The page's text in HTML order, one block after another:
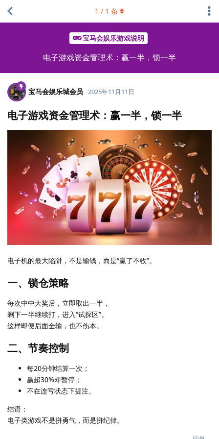
宝马会娱乐游戏说明
电子游戏资金管理术：赢一半，锁一半
1 / 1 条
宝马会娱乐城会员 2025年11月11日
电子游戏资金管理术：赢一半，锁一半
电子机的最大陷阱，不是输钱，而是“赢了不收”。
一、锁仓策略
每次中中大奖后，立即取出一半，
剩下一半继续打，进入“试探区”。
这样即便后面全输，也不伤本。
二、节奏控制
每20分钟结算一次；
赢超30%即暂停；
不在连亏状态下提注。
结语：
电子类游戏不是拼勇气，而是拼纪律。